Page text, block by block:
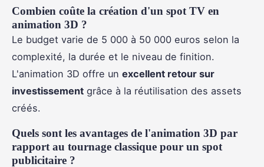
Combien coûte la création d'un spot TV en
animation 3D ?
Le budget varie de 5 000 à 50 000 euros selon la
complexité, la durée et le niveau de finition.
L'animation 3D offre un excellent retour sur
investissement grâce à la réutilisation des assets
créés.
Quels sont les avantages de l'animation 3D par
rapport au tournage classique pour un spot
publicitaire ?